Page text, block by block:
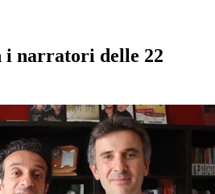
i narratori delle 22